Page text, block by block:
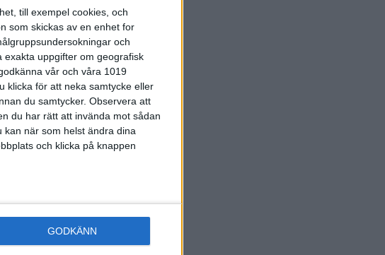
till exempel cookies, och
som skickas av en enhet for
och
exakta uppgifter om geografisk
vår och våra 1019
klicka för att neka samtycke eller
du samtycker. Observera att
du har rätt att invända mot sådan
kan när som helst ändra dina
och klicka på knappen
GODKÄNN